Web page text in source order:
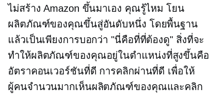
ไม่สร้าง Amazon ขึ้นมาเอง คุณรู้ไหม โยน
ผลิตภัณฑ์ของคุณขึ้นสู่อันดับหนึ่ง โดยพื้นฐาน
แล้วเป็นเพียงการบอกว่า "นี่คือที่ที่ต้องดู" สิ่งที่จะ
ทำให้ผลิตภัณฑ์ของคุณอยู่ในตำแหน่งที่สูงขึ้นคือ
อัตราคอนเวอร์ชันที่ดี การคลิกผ่านที่ดี เพื่อให้
ผู้คนจำนวนมากเห็นผลิตภัณฑ์ของคุณและคลิก